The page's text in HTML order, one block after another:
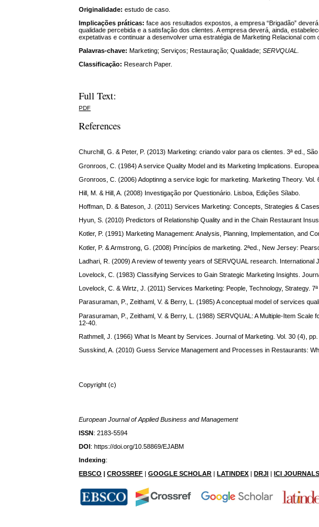
Originalidade:estudo de caso.
Implicações práticas: face aos resultados expostos, a empresa “Brigadão”
qualidade percebida e a satisfação dos clientes. A empresa deverá, ainda,
expetativas e continuar a desenvolver uma estratégia de Marketing Relacional
Palavras-chave: Marketing; Serviços; Restauração; Qualidade;SERVQUAL.
Classificação: Research Paper.
Full Text:
PDF
References
Churchill, G. & Peter, P. (2013) Marketing: criando valor para os clientes. 3ª ed., São
Gronroos, C. (1984) A service Quality Model and its Marketing Implications.
Gronroos, C. (2006) Adoptinng a service logic for marketing. Marketing Theory. Vol.
Hill, M. & Hill, A. (2008) Investigação por Questionário. Lisboa, Edições Sílabo.
Hoffman, D. & Bateson, J. (2011) Services Marketing: Concepts, Strategies &
Hyun, S. (2010) Predictors of Relationship Quality and in the Chain Restaurant
Kotler, P. (1991) Marketing Management: Analysis, Planning, Implementation, and
Kotler, P. & Armstrong, G. (2008) Princípios de marketing. 2ªed., New Jersey:
Ladhari, R. (2009) A review of tewenty years of SERVQUAL research. International
Lovelock, C. (1983) Classifying Services to Gain Strategic Marketing Insights.
Lovelock, C. & Wirtz, J. (2011) Services Marketing: People, Technology, Strategy.
Parasuraman, P., Zeithaml, V. & Berry, L. (1985) A conceptual model of services
Parasuraman, P., Zeithaml, V. & Berry, L. (1988) SERVQUAL: A Multiple-Item
12-40.
Rathmell, J. (1966) What Is Meant by Services. Journal of Marketing. Vol. 30 (4), pp.
Susskind, A. (2010) Guess Service Management and Processes in Restaurants:
Copyright (c)
European Journal of Applied Business and Management
ISSN: 2183-5594
DOI: https://doi.org/10.58869/EJABM
Indexing:
EBSCO
|CROSSREF |GOOGLE SCHOLAR LATINDEX DRJI ICI